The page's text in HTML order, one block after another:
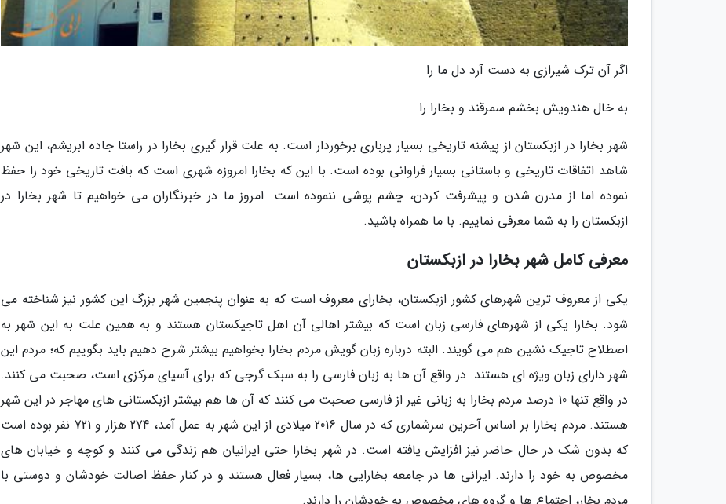
اگر آن ترک شیرازی به دست آرد دل ما را
به خال هندویش بخشم سمرقند و بخارا را
شهر بخارا در ازبکستان از پیشنه تاریخی بسیار پرباری برخوردار است. به علت قرار گیری بخارا در راستا جاده ابریشم، این شهر
شاهد اتفاقات تاریخی و باستانی بسیار فراوانی بوده است. با این که بخارا امروزه شهری است که بافت تاریخی خود را حفظ
نموده اما از مدرن شدن و پیشرفت کردن، چشم پوشی ننموده است. امروز ما در خبرنگاران می خواهیم تا شهر بخارا در
ازبکستان را به شما معرفی نماییم. با ما همراه باشید.
معرفی کامل شهر بخارا در ازبکستان
یکی از معروف ترین شهرهای کشور ازبکستان، بخارای معروف است که به عنوان پنجمین شهر بزرگ این کشور نیز شناخته می
شود. بخارا یکی از شهرهای فارسی زبان است که بیشتر اهالی آن اهل تاجیکستان هستند و به همین علت به این شهر به
اصطلاح تاجیک نشین هم می گویند. البته درباره زبان گویش مردم بخارا بخواهیم بیشتر شرح دهیم باید بگوییم که؛ مردم این
شهر دارای زبان ویژه ای هستند. در واقع آن ها به زبان فارسی را به سبک گرجی که برای آسیای مرکزی است، صحبت می کنند.
در واقع تنها 10 درصد مردم بخارا به زبانی غیر از فارسی صحبت می کنند که آن ها هم بیشتر ازبکستانی های مهاجر در این شهر
هستند. مردم بخارا بر اساس آخرین سرشماری که در سال 2016 میلادی از این شهر به عمل آمد، 274 هزار و 721 نفر بوده است
که بدون شک در حال حاضر نیز افزایش یافته است. در شهر بخارا حتی ایرانیان هم زندگی می کنند و کوچه و خیابان های
مخصوص به خود را دارند. ایرانی ها در جامعه بخارایی ها، بسیار فعال هستند و در کنار حفظ اصالت خودشان و دوستی با